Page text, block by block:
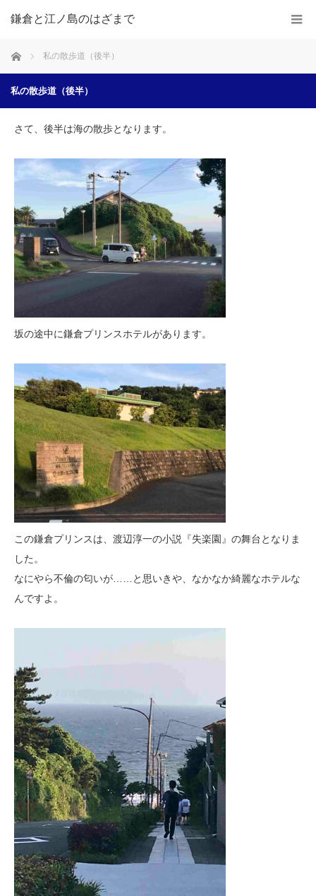
鎌倉と江ノ島のはざまで
ホーム 私の散歩道（後半）
私の散歩道（後半）
さて、後半は海の散歩となります。
坂の途中に鎌倉プリンスホテルがあります。
この鎌倉プリンスは、渡辺淳一の小説『失楽園』の舞台となりま
した。
なにやら不倫の匂いが……と思いきや、なかなか綺麗なホテルな
んですよ。